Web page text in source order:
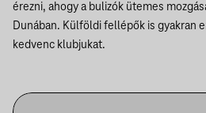
érezni, ahogy a bulizók ütemes
Dunában. Külföldi fellépők is gyakran
kedvenc klubjukat.